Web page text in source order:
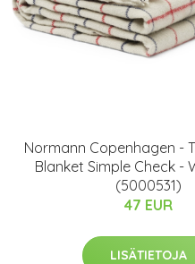
Normann Copenhagen -
Blanket Simple Check -
(5000531)
47 EUR
LISÄTIETOJA